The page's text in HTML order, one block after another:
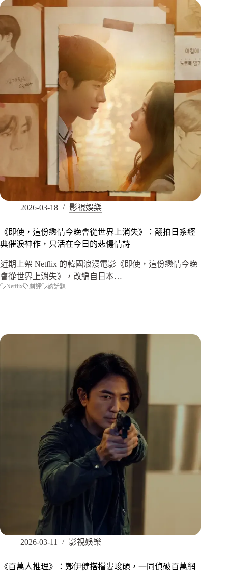
2026-03-18 影視娛樂
《即使，這份戀情今晚會從世界上消失》：翻拍日系經
典催淚神作，只活在今日的悲傷情詩
近期上架 Netflix 的韓國浪漫電影《即使，這份戀情今晚
會從世界上消失》，改編自日本…
Netflix 劇評 熱話題
2026-03-11 影視娛樂
《百萬人推理》：鄭伊健搭檔婁峻碩，一同偵破百萬網